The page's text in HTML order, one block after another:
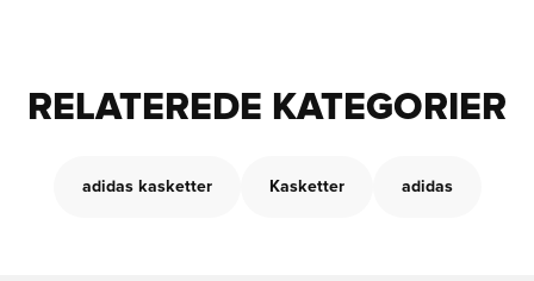
RELATEREDE KATEGORIER
adidas kasketter Kasketter adidas